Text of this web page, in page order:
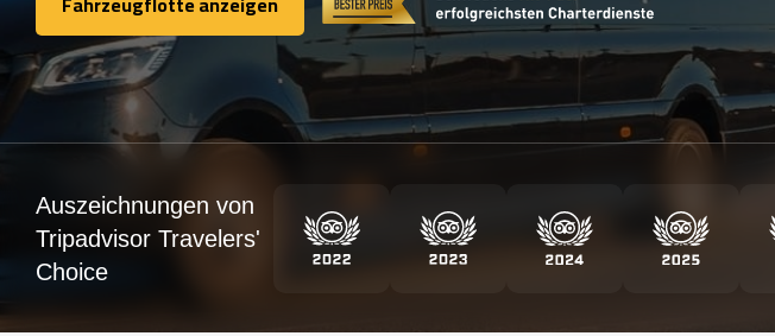
Fahrzeugflotte anzeigen
Auszeichnungen von
Tripadvisor Travelers'
Choice